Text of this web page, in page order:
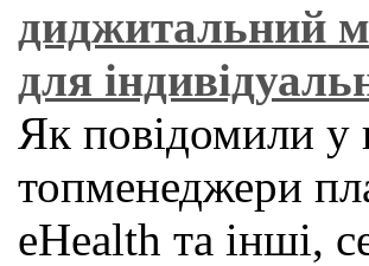
диджитальний
для
Як повідомили у
топменеджери
eHealth та інші,